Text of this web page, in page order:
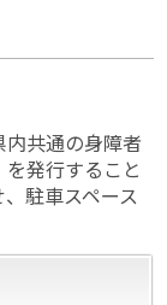
共通の身障者
発行すること
駐車スペース